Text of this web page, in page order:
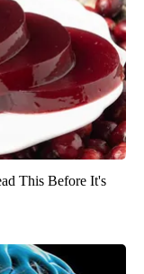
This Before It's